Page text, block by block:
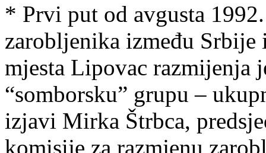
* Prvi put od avgusta
zarobljenika između
mjesta Lipovac razmijenja
“somborsku” grupu –
izjavi Mirka Štrbca,
komisije za razmjenu